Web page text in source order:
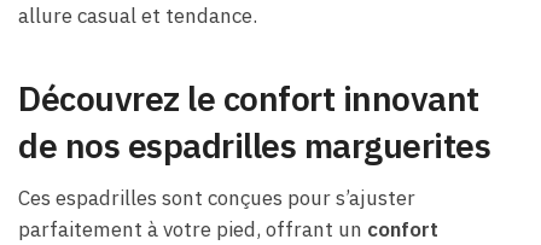
allure casual et tendance.
Découvrez le confort innovant
de nos espadrilles marguerites
Ces espadrilles sont conçues pour s’ajuster
parfaitement à votre pied, offrant un confort